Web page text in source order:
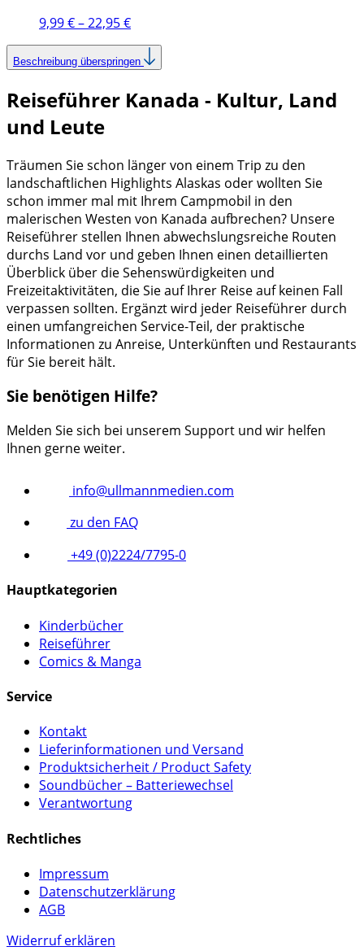
9,99€–22,95€Preisspanne:
bis
22,95 €
Beschreibung überspringen
Reiseführer Kanada - Kultur, Land
und Leute
Träumen Sie schon länger von einem Trip zu den
landschaftlichen Highlights Alaskas oder wollten Sie
schon immer mal mit Ihrem Campmobil in den
malerischen Westen von Kanada aufbrechen? Unsere
Reiseführer stellen Ihnen abwechslungsreiche Routen
durchs Land vor und geben Ihnen einen detaillierten
Überblick über die Sehenswürdigkeiten und
Freizeitaktivitäten, die Sie auf Ihrer Reise auf keinen Fall
verpassen sollten. Ergänzt wird jeder Reiseführer durch
einen umfangreichen Service-Teil, der praktische
Informationen zu Anreise, Unterkünften und Restaurants
für Sie bereit hält.
Sie benötigen Hilfe?
Melden Sie sich bei unserem Support und wir helfen
Ihnen gerne weiter.
info@ullmannmedien.com
zu den FAQ
+49 (0)2224/7795-0
Hauptkategorien
Kinderbücher
Reiseführer
Comics & Manga
Service
Kontakt
Lieferinformationen und Versand
Produktsicherheit / Product Safety
Soundbücher – Batteriewechsel
Verantwortung
Rechtliches
Impressum
Datenschutzerklärung
AGB
Widerruf erklären